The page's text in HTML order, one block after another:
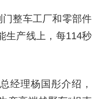
整车工厂和零部件
生产线上，每114秒
理杨国彤介绍，